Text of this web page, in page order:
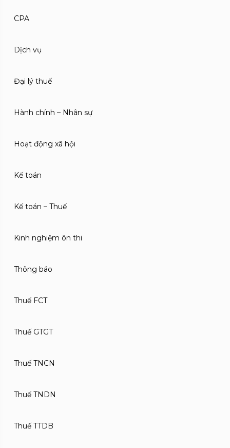
CPA
Dịch vụ
Đại lý thuế
Hành chính – Nhân sự
Hoạt động xã hội
Kế toán
Kế toán – Thuế
Kinh nghiệm ôn thi
Thông báo
Thuế FCT
Thuế GTGT
Thuế TNCN
Thuế TNDN
Thuế TTDB